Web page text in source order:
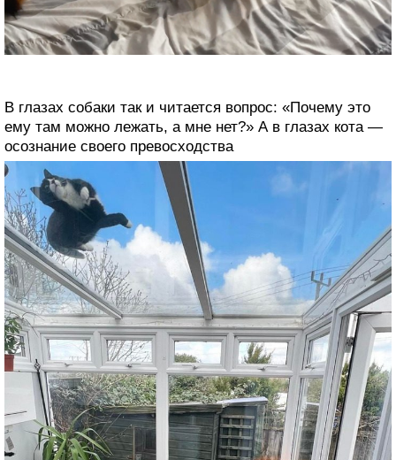
В глазах собаки так и читается вопрос: «Почему это
ему там можно лежать, а мне нет?» А в глазах кота —
осознание своего превосходства